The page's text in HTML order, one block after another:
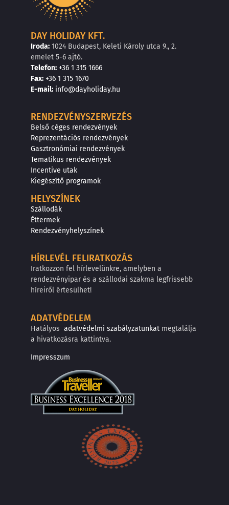
DAY HOLIDAY KFT.
Iroda: 1024 Budapest, Keleti Károly utca 9., 2.
emelet 5-6 ajtó.
Telefon: +36 1 315 1666
Fax: +36 1 315 1670
E-mail: info@dayholiday.hu
RENDEZVÉNYSZERVEZÉS
Belső céges rendezvények
Reprezentációs rendezvények
Gasztronómiai rendezvények
Tematikus rendezvények
Incentive utak
Kiegészítő programok
HELYSZÍNEK
Szállodák
Éttermek
Rendezvényhelyszínek
HÍRLEVÉL FELIRATKOZÁS
Iratkozzon fel hírlevelünkre, amelyben a
rendezvényipar és a szállodai szakma legfrissebb
híreiről értesülhet!
ADATVÉDELEM
Hatályos adatvédelmi szabályzatunkat megtalálja
a hivatkozásra kattintva.
Impresszum